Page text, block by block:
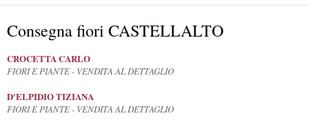
Consegna fiori CASTELLALTO
CROCETTA CARLO
FIORI E PIANTE - VENDITA AL DETTAGLIO
D'ELPIDIO TIZIANA
FIORI E PIANTE - VENDITA AL DETTAGLIO